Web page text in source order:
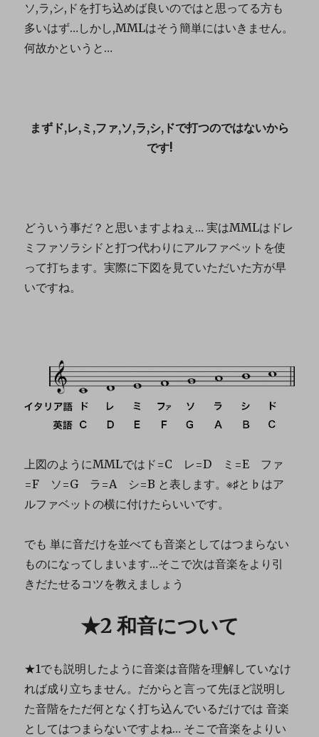
ソ,ラ,シ,ドを打ち込めば良いのではと思ってる方も
多いはず…しかし,MMLはそう簡単にはいきません。
何故かというと…
まずド,レ,ミ,ファ,ソ,ラ,シ,ドで打つのではないから
です!
どういう事だ？と思いますよねぇ… 実はMMLはドレ
ミファソラシドと打つ代わりにアルファベットを使
って打ちます。実際に下図を見ていただいた方が早
いですね。
上図のようにMMLではド=C レ=D ミ=E ファ
=F ソ=G ラ=A シ=B と表します。※♯と♭はア
ルファベットの横に付けたらいいです。
でも 単に音だけを並べても音楽としてはつまらない
ものになってしまいます…そこで次は音楽をより引
きだたせるコツを教えましょう
★2 和音について
★1でも説明したように音楽は音階を理解していなけ
れば成り立ちません。だからと言って先ほど説明し
た音階をただ何となく打ち込んでいるだけでは 音楽
としてはつまらないですよね… そこで音楽をよりい